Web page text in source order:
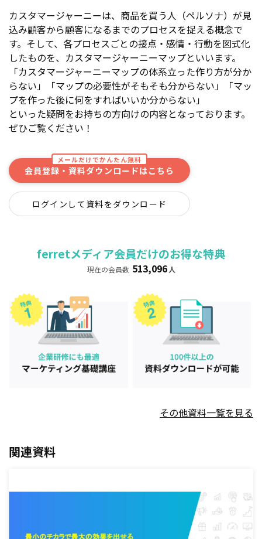
カスタマージャーニーは、商品を買う人（ペルソナ）が見
込み顧客から顧客になるまでのプロセスを捉える概念で
す。そして、各プロセスごとの接点・感情・行動を図式化
したものを、カスタマージャーニーマップといいます。
「カスタマージャーニーマップの体系立った作り方が分か
らない」「マップの必要性がそもそも分からない」「マッ
プを作った後に何をすればいいか分からない」
といった疑問をお持ちの方向けの内容となっております。
ぜひご覧ください！
メールだけでかんたん無料
会員登録・資料ダウンロードはこちら
ログインして資料をダウンロード
ferretメディア会員だけのお得な特典
現在の会員数 513,096 人
その他資料一覧を見る
関連資料